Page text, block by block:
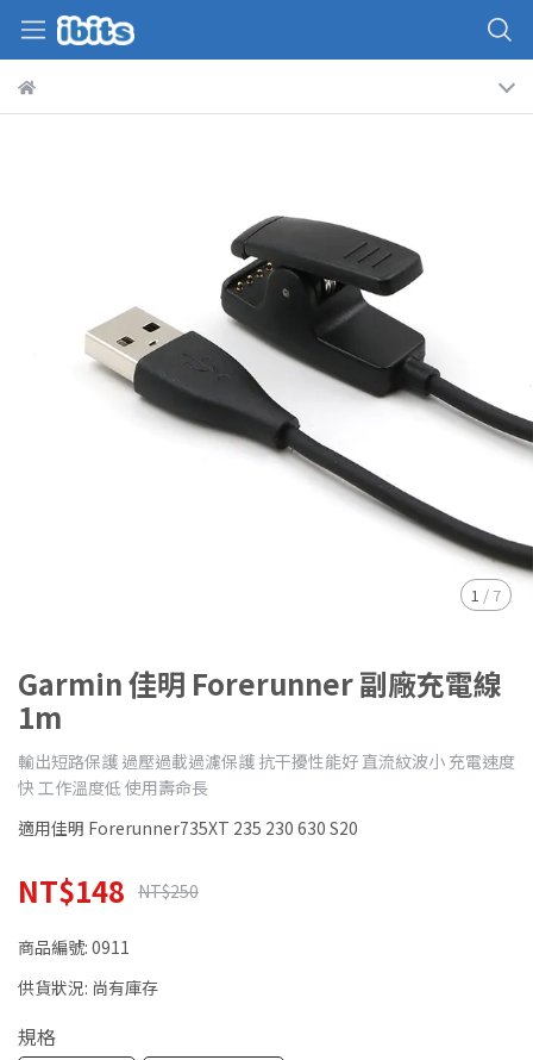
1 / 7
Garmin 佳明 Forerunner 副廠充電線
1m
輸出短路保護 過壓過載過濾保護 抗干擾性能好 直流紋波小 充電速度
快 工作溫度低 使用壽命長
適用佳明 Forerunner735XT 235 230 630 S20
NT$148 NT$250
商品編號: 0911
供貨狀況: 尚有庫存
規格